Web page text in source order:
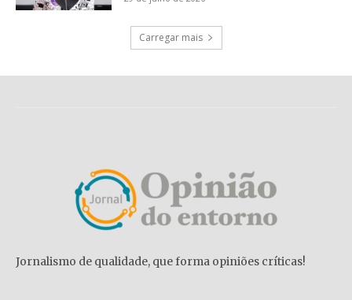
Carregar mais
Jornalismo de qualidade, que forma opiniões críticas!